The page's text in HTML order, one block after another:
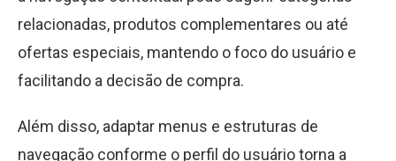
relacionadas, produtos complementares ou até
ofertas especiais, mantendo o foco do usuário e
facilitando a decisão de compra.
Além disso, adaptar menus e estruturas de
navegação conforme o perfil do usuário torna a